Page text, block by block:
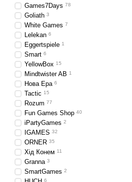
Games7Days 78
Goliath 3
White Games 7
Lelekan 6
Eggertspiele 1
Smart 6
YellowBox 15
Mindtwister AB 1
Нова Ера 6
Tactic 15
Rozum 77
Fun Games Shop 40
iPartyGames 2
IGAMES 32
ORNER 35
Хід Конем 11
Granna 3
SmartGames 2
6